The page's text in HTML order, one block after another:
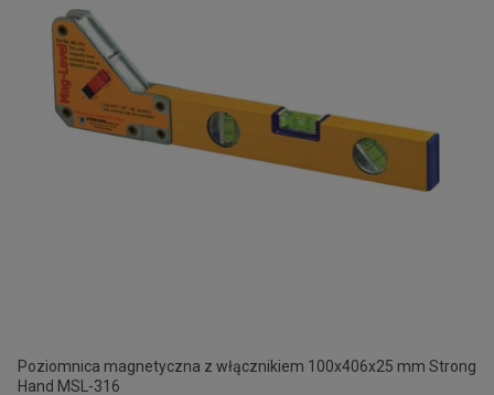
Poziomnica magnetyczna z włącznikiem 100x406x25 mm Strong
Hand MSL-316